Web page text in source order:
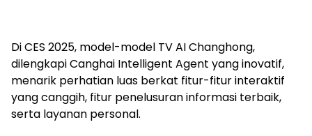
Di CES 2025, model-model TV AI Changhong,
dilengkapi Canghai Intelligent Agent yang inovatif,
menarik perhatian luas berkat fitur-fitur interaktif
yang canggih, fitur penelusuran informasi terbaik,
serta layanan personal.